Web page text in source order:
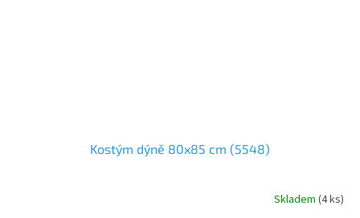
Kostým dýně 80x85 cm (5548)
Skladem (4 ks)